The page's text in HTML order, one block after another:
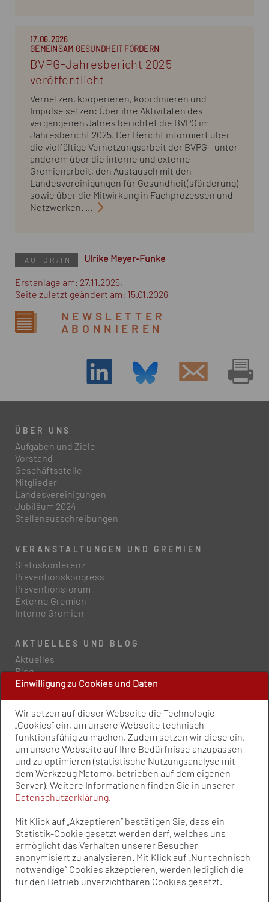
Einwilligung zu Cookies und Daten
Wir setzen auf dieser Webseite die Technologie
„Cookies” ein, um unsere Webseite technisch
funktionsfähig zu machen. Zudem setzen wir diese ein,
um unsere Webseite auf Ihre Bedürfnisse anzupassen
und zu optimieren (statistische Nutzungsanalyse mit
dem Werkzeug Matomo, betrieben auf dem eigenen
Server). Weitere Informationen finden Sie in unserer
Datenschutzerklärung.
Mit Klick auf „Akzeptieren” bestätigen Sie, dass ein
Statistik-Cookie gesetzt werden darf, welches uns
ermöglicht das Verhalten unserer Besucher
anonymisiert zu analysieren. Mit Klick auf „Nur technisch
notwendige” Cookies akzeptieren, werden lediglich die
für den Betrieb unverzichtbaren Cookies gesetzt.
17.06.2026
GEMEINSAM GESUNDHEIT FÖRDERN
BVPG-Jahresbericht 2025
veröffentlicht
Vernetzen, kooperieren, koordinieren und
Impulse setzen: Über ihre Aktivitäten des
vergangenen Jahres berichtet die BVPG im
Jahresbericht 2025. Der Bericht informiert über
die vielfältige Vernetzungsarbeit der BVPG - unter
anderem über die interne und externe
Gremienarbeit, den Austausch mit den
Landesvereinigungen für Gesundheit(sförderung)
sowie über die Mitwirkung in Fachprozessen und
Netzwerken. ...
AUTOR/IN Ulrike Meyer-Funke
Erstanlage am: 27.11.2025,
Seite zuletzt geändert am: 15.01.2026
NEWSLETTER
ABONNIEREN
ÜBER UNS
Aufgaben und Ziele
Vorstand
Geschäftsstelle
Mitglieder
Landesvereinigungen
Jubiläum 2024
Stellenausschreibungen
VERANSTALTUNGEN UND GREMIEN
Statuskonferenz
Präventionskongress
Präventionsforum
Externe Gremien
Interne Gremien
AKTUELLES UND BLOG
Aktuelles
Blog
PRESSE UND PUBLIKATIONEN
Policy Paper
Pressemitteilungen
Publikationen
Newsletter
Kontakt
Impressum
Qualitätsstandards
Sitemap
© Bundesvereinigung Prävention und